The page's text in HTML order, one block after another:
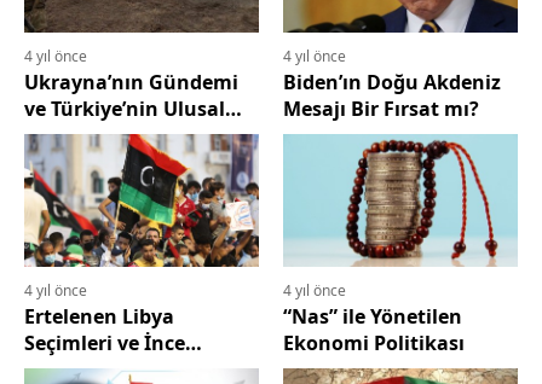
4 yıl önce
Ukrayna’nın Gündemi
ve Türkiye’nin Ulusal
Çıkarı
4 yıl önce
Biden’ın Doğu Akdeniz
Mesajı Bir Fırsat mı?
4 yıl önce
Ertelenen Libya
Seçimleri ve İnce
Hesaplar
4 yıl önce
“Nas” ile Yönetilen
Ekonomi Politikası